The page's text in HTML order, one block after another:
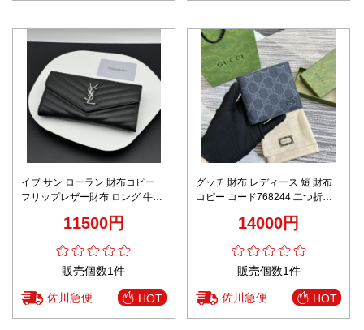
イブ サン ローラン 財布コピー
フリップレザー財布 ロング 牛革
11500円
販売個数1件
佐川急便 HOT
グッチ 財布 レディース 短 財布
コピー コード768244 二つ折り
グレイ裏 ブルー14000円
販売個数1件
佐川急便 HOT